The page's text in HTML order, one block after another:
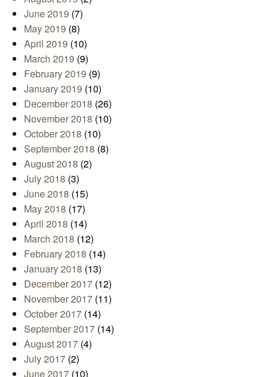
June 2019 (7)
May 2019 (8)
April 2019 (10)
March 2019 (9)
February 2019 (9)
January 2019 (10)
December 2018 (26)
November 2018 (10)
October 2018 (10)
September 2018 (8)
August 2018 (2)
July 2018 (3)
June 2018 (15)
May 2018 (17)
April 2018 (14)
March 2018 (12)
February 2018 (14)
January 2018 (13)
December 2017 (12)
November 2017 (11)
October 2017 (14)
September 2017 (14)
August 2017 (4)
July 2017 (2)
June 2017 (10)